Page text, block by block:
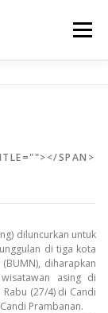
Menu
SPAN>
diluncurkan untuk
di tiga kota
diharapkan
asing di
(27/4) di Candi
Prambanan.